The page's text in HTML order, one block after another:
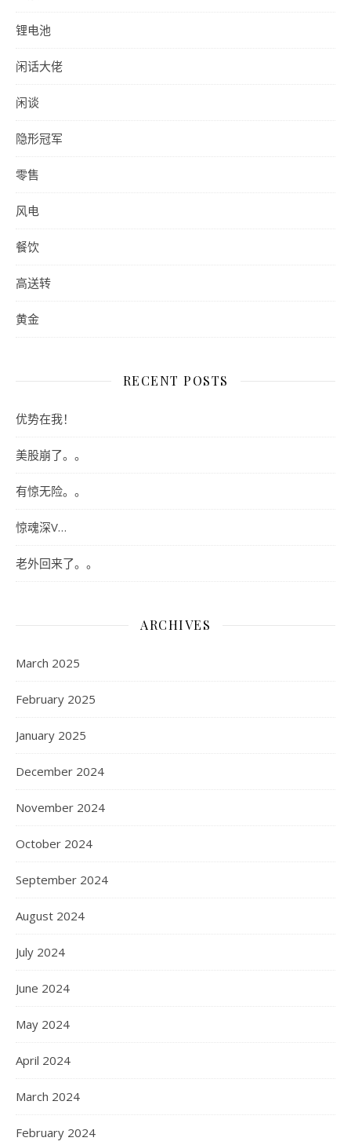
锂电池
闲话大佬
闲谈
隐形冠军
零售
风电
餐饮
高送转
黄金
RECENT POSTS
优势在我！
美股崩了。。
有惊无险。。
惊魂深V…
老外回来了。。
ARCHIVES
March 2025
February 2025
January 2025
December 2024
November 2024
October 2024
September 2024
August 2024
July 2024
June 2024
May 2024
April 2024
March 2024
February 2024